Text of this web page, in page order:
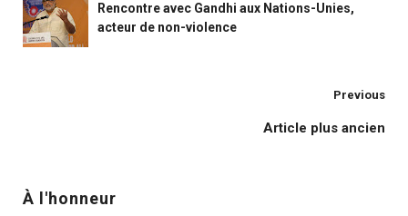
Rencontre avec Gandhi aux Nations-Unies,
acteur de non-violence
Previous
Article plus ancien
À l'honneur